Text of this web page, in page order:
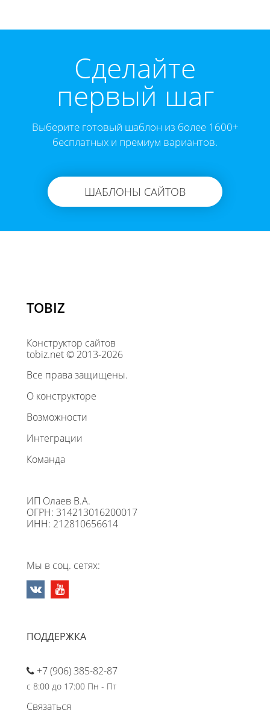
Cделайте
первый шаг
Выберите готовый шаблон из более 1600+
бесплатных и премиум вариантов.
ШАБЛОНЫ САЙТОВ
TOBIZ
Конструктор сайтов
tobiz.net © 2013-2026
Все права защищены.
О конструкторе
Возможности
Интеграции
Команда
ИП Олаев В.А.
ОГРН: 314213016200017
ИНН: 212810656614
Мы в соц. сетях:
ПОДДЕРЖКА
+7 (906) 385-82-87
с 8:00 до 17:00 Пн - Пт
Связаться